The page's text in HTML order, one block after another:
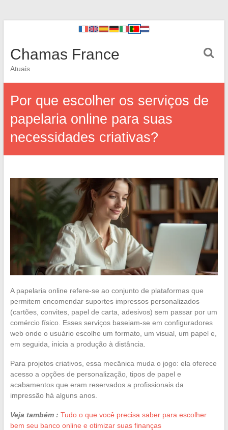
Chamas France
Atuais
Por que escolher os serviços de
papelaria online para suas
necessidades criativas?
A papelaria online refere-se ao conjunto de plataformas que
permitem encomendar suportes impressos personalizados
(cartões, convites, papel de carta, adesivos) sem passar por um
comércio físico. Esses serviços baseiam-se em configuradores
web onde o usuário escolhe um formato, um visual, um papel e,
em seguida, inicia a produção à distância.
Para projetos criativos, essa mecânica muda o jogo: ela oferece
acesso a opções de personalização, tipos de papel e
acabamentos que eram reservados a profissionais da
impressão há alguns anos.
Veja também : Tudo o que você precisa saber para escolher
bem seu banco online e otimizar suas finanças